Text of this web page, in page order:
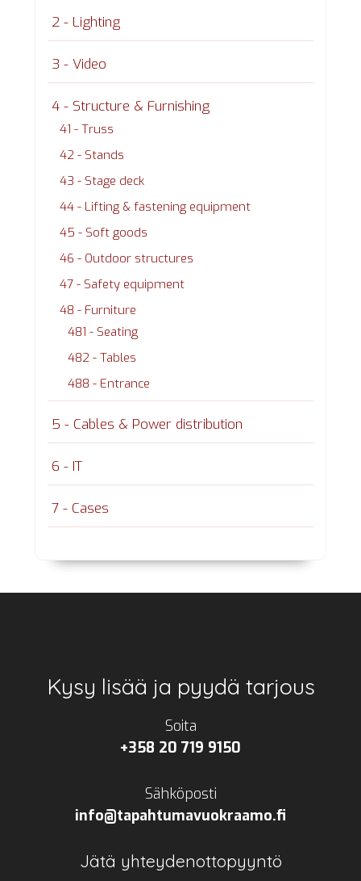
2 - Lighting
3 - Video
4 - Structure & Furnishing
41 - Truss
42 - Stands
43 - Stage deck
44 - Lifting & fastening equipment
45 - Soft goods
46 - Outdoor structures
47 - Safety equipment
48 - Furniture
481 - Seating
482 - Tables
488 - Entrance
5 - Cables & Power distribution
6 - IT
7 - Cases
Footer
Kysy lisää ja pyydä tarjous
Soita
+358 20 719 9150
Sähköposti
info@tapahtumavuokraamo.fi
Jätä yhteydenottopyyntö